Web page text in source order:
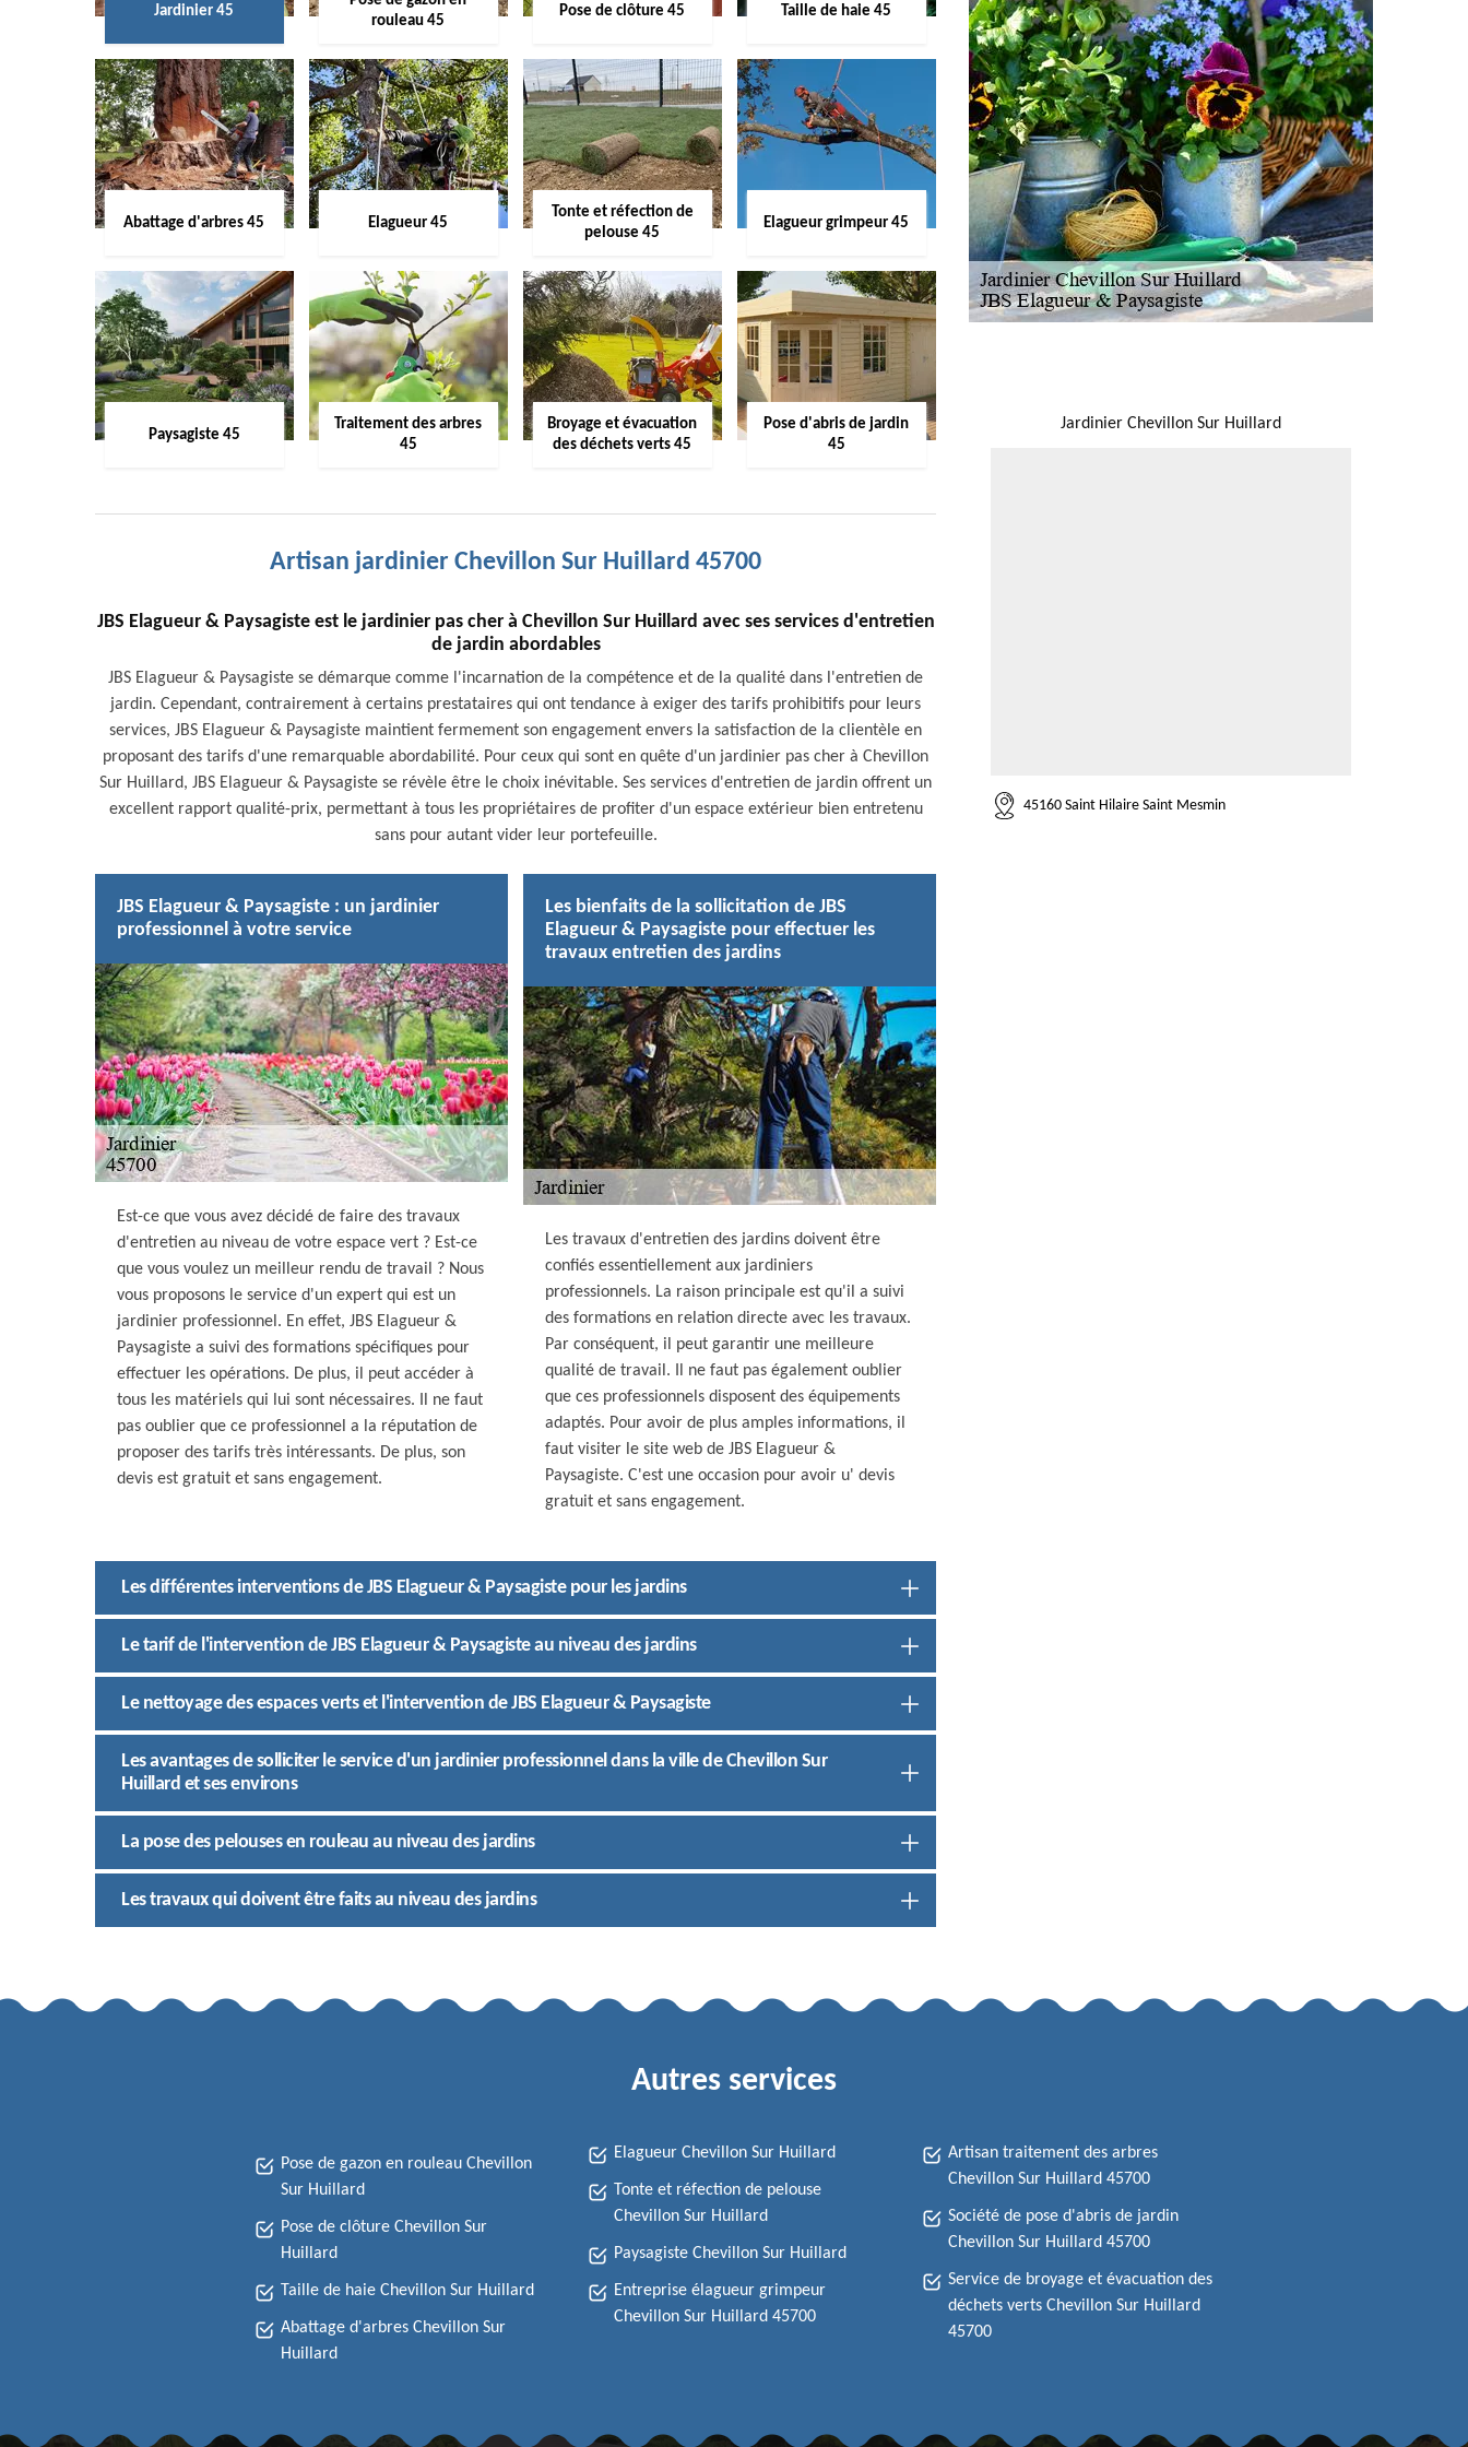
Jardinier 45
rouleau 45
Pose de clôture 45 Taille de haie 45
Abattage d'arbres 45 Elagueur 45
Tonte et réfection de
pelouse 45
Elagueur grimpeur 45
Paysagiste 45
Traitement des arbres
45
Broyage et évacuation
des déchets verts 45
Pose d'abris de jardin
45
Artisan jardinier Chevillon Sur Huillard 45700
JBS Elagueur & Paysagiste est le jardinier pas cher à Chevillon Sur Huillard avec ses services d'entretien
de jardin abordables
JBS Elagueur & Paysagiste se démarque comme l'incarnation de la compétence et de la qualité dans l'entretien de
jardin. Cependant, contrairement à certains prestataires qui ont tendance à exiger des tarifs prohibitifs pour leurs
services, JBS Elagueur & Paysagiste maintient fermement son engagement envers la satisfaction de la clientèle en
proposant des tarifs d'une remarquable abordabilité. Pour ceux qui sont en quête d'un jardinier pas cher à Chevillon
Sur Huillard, JBS Elagueur & Paysagiste se révèle être le choix inévitable. Ses services d'entretien de jardin offrent un
excellent rapport qualité-prix, permettant à tous les propriétaires de profiter d'un espace extérieur bien entretenu
sans pour autant vider leur portefeuille.
JBS Elagueur & Paysagiste : un jardinier
professionnel à votre service
Est-ce que vous avez décidé de faire des travaux
d'entretien au niveau de votre espace vert ? Est-ce
que vous voulez un meilleur rendu de travail ? Nous
vous proposons le service d'un expert qui est un
jardinier professionnel. En effet, JBS Elagueur &
Paysagiste a suivi des formations spécifiques pour
effectuer les opérations. De plus, il peut accéder à
tous les matériels qui lui sont nécessaires. Il ne faut
pas oublier que ce professionnel a la réputation de
proposer des tarifs très intéressants. De plus, son
devis est gratuit et sans engagement.
Les bienfaits de la sollicitation de JBS
Elagueur & Paysagiste pour effectuer les
travaux entretien des jardins
Les travaux d'entretien des jardins doivent être
confiés essentiellement aux jardiniers
professionnels. La raison principale est qu'il a suivi
des formations en relation directe avec les travaux.
Par conséquent, il peut garantir une meilleure
qualité de travail. Il ne faut pas également oublier
que ces professionnels disposent des équipements
adaptés. Pour avoir de plus amples informations, il
faut visiter le site web de JBS Elagueur &
Paysagiste. C'est une occasion pour avoir u' devis
gratuit et sans engagement.
Les différentes interventions de JBS Elagueur & Paysagiste pour les jardins
Le tarif de l'intervention de JBS Elagueur & Paysagiste au niveau des jardins
Le nettoyage des espaces verts et l'intervention de JBS Elagueur & Paysagiste
Les avantages de solliciter le service d'un jardinier professionnel dans la ville de Chevillon Sur
Huillard et ses environs
La pose des pelouses en rouleau au niveau des jardins
Les travaux qui doivent être faits au niveau des jardins
Jardinier Chevillon Sur Huillard
45160 Saint Hilaire Saint Mesmin
Autres services
Pose de gazon en rouleau Chevillon
Sur Huillard
Pose de clôture Chevillon Sur
Huillard
Taille de haie Chevillon Sur Huillard
Abattage d'arbres Chevillon Sur
Huillard
Elagueur Chevillon Sur Huillard
Tonte et réfection de pelouse
Chevillon Sur Huillard
Paysagiste Chevillon Sur Huillard
Entreprise élagueur grimpeur
Chevillon Sur Huillard 45700
Artisan traitement des arbres
Chevillon Sur Huillard 45700
Société de pose d'abris de jardin
Chevillon Sur Huillard 45700
Service de broyage et évacuation des
déchets verts Chevillon Sur Huillard
45700